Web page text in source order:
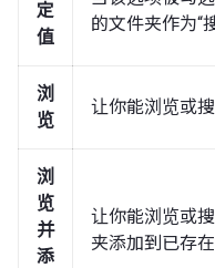
定
值
的文件夹作为“
浏
览
让你能浏览或
浏
览
并
添
让你能浏览或
夹添加到已存